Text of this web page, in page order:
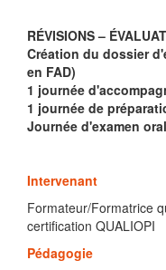
RÉVISIONS –
Création du dossier
en FAD)
1 journée
1 journée de
Journée d'examen
Intervenant
Formateur/Formatrice
certification QUALIOPI
Pédagogie